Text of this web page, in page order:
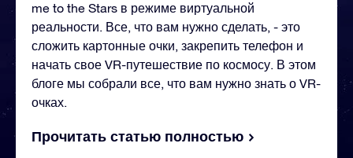
me to the Stars в режиме виртуальной
реальности. Все, что вам нужно сделать, - это
сложить картонные очки, закрепить телефон и
начать свое VR-путешествие по космосу. В этом
блоге мы собрали все, что вам нужно знать о VR-
очках.
Прочитать статью полностью